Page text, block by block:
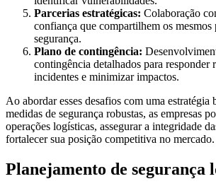
Parcerias estratégicas: Colaboração
confiança que compartilhem os mesmos
segurança.
Plano de contingência:
contingência detalhados para responder
incidentes e minimizar impactos.
Ao abordar esses desafios com uma estratégia
medidas de segurança robustas, as empresas
operações logísticas, assegurar a integridade
fortalecer sua posição competitiva no mercado.
Planejamento de segurança